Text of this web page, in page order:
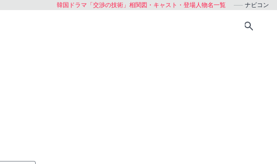
韓国ドラマ「交渉の技術」相関図・キャスト・登場人物名一覧 ナビコン